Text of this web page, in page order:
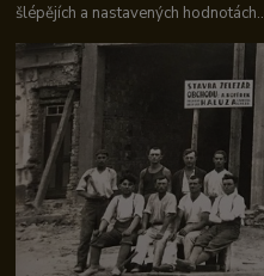
šlépějích a nastavených hodnotách..